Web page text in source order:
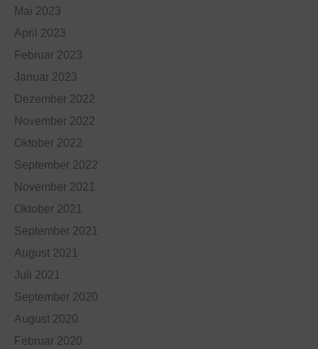
Mai 2023
April 2023
Februar 2023
Januar 2023
Dezember 2022
November 2022
Oktober 2022
September 2022
November 2021
Oktober 2021
September 2021
August 2021
Juli 2021
September 2020
August 2020
Februar 2020